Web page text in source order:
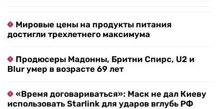
Мировые цены на продукты питания
достигли трехлетнего максимума
Продюсеры Мадонны, Бритни Спирс, U2 и
Blur умер в возрасте 69 лет
«Время договариваться»: Маск не дал Киеву
использовать Starlink для ударов вглубь РФ